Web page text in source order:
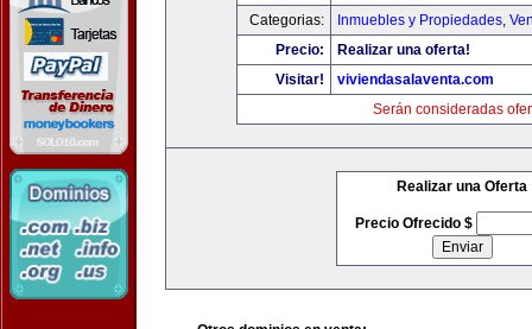
Categorias:
Inmuebles y Propiedades,
Precio:
Realizar una oferta!
Visitar!
viviendasalaventa.com
Serán consideradas
Realizar una Oferta
Precio Ofrecido $